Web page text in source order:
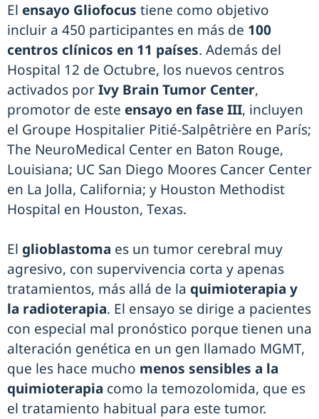
El ensayo Gliofocus tiene como objetivo
incluir a 450 participantes en más de 100
centros clínicos en 11 países. Además del
Hospital 12 de Octubre, los nuevos centros
activados porIvy Brain Tumor Center,
promotor de este ensayo en fase III, incluyen
el Groupe Hospitalier Pitié-Salpêtrière en París;
The NeuroMedical Center en Baton Rouge,
Louisiana; UC San Diego Moores Cancer Center
en La Jolla, California; y Houston Methodist
Hospital en Houston, Texas.
El glioblastoma es un tumor cerebral muy
agresivo, con supervivencia corta y apenas
tratamientos, más allá de la quimioterapia y
la radioterapia. El ensayo se dirige a pacientes
con especial mal pronóstico porque tienen una
alteración genética en un gen llamado MGMT,
que les hace mucho menos sensibles a la
quimioterapia como la temozolomida, que es
el tratamiento habitual para este tumor.